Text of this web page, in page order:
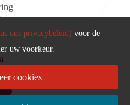
ons privacybeleid) voor de
uw voorkeur.
cookies